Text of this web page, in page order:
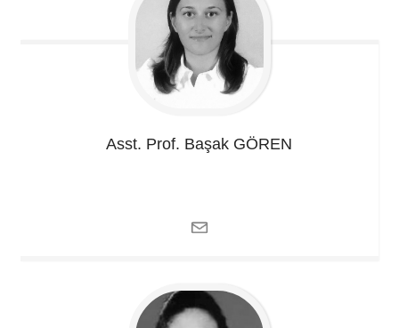
Asst. Prof. Başak GÖREN